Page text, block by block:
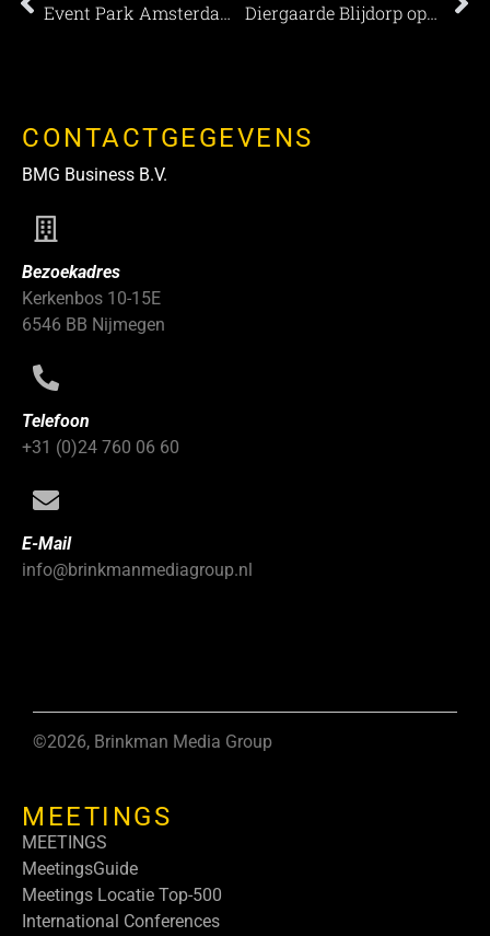
Event Park Amsterdam start met Hotelborrel Haarlemmermeer Diergaarde Blijdorp opent op bijzondere wijze de nieuwe haaienzaal
CONTACTGEGEVENS
BMG Business B.V.
Bezoekadres
Kerkenbos 10-15E
6546 BB Nijmegen
Telefoon
+31 (0)24 760 06 60
E-Mail
info@brinkmanmediagroup.nl
©2026, Brinkman Media Group
MEETINGS
MEETINGS
MeetingsGuide
Meetings Locatie Top-500
International Conferences